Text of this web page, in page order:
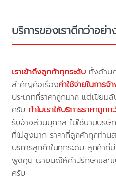
บริการของเราดีกว่าอย่า
เราเข้าถึงลูกค้าทุกระดับ ทั้งด้าน
สำคัญคือเรื่องค่าใช้จ่ายในการ
ประเภทที่ราคาถูกมาก แต่เปี่ย
ครับ ทำไมเราให้บริการราคาถูกก
รับจ้างส่วนบุคคล ไม่ใช่นามบริษั
ที่ไม่สูงมาก ราคาที่ลูกค้าทุกท่านส
บริการลูกค้าในทุกระดับ ลูกค้าที่
พูดคุย เรายินดีให้คำปรึกษาและ
ครับ